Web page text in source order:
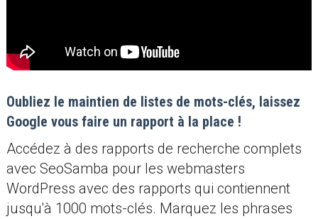
Oubliez le maintien de listes de mots-clés, laissez
Google vous faire un rapport à la place !
Accédez à des rapports de recherche complets
avec SeoSamba pour les webmasters
WordPress avec des rapports qui contiennent
jusqu'à 1000 mots-clés. Marquez les phrases